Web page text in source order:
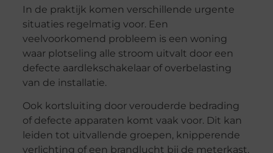
In de praktijk komen verschillende urgente
situaties regelmatig voor. Een
veelvoorkomend probleem is een woning
waar plotseling alle stroom uitvalt door een
defecte aardlekschakelaar of overbelasting
van de installatie.
Ook kortsluiting door verouderde bedrading
of defecte apparaten komt vaak voor. Dit kan
leiden tot uitvallende groepen, knipperende
verlichting of een brandlucht bij de meterkast,